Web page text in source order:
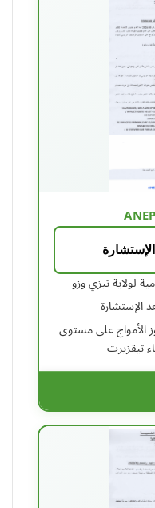
لولاية تيزي وزو
الإستشارة
الأمواج على مستوى
تيقزيرت